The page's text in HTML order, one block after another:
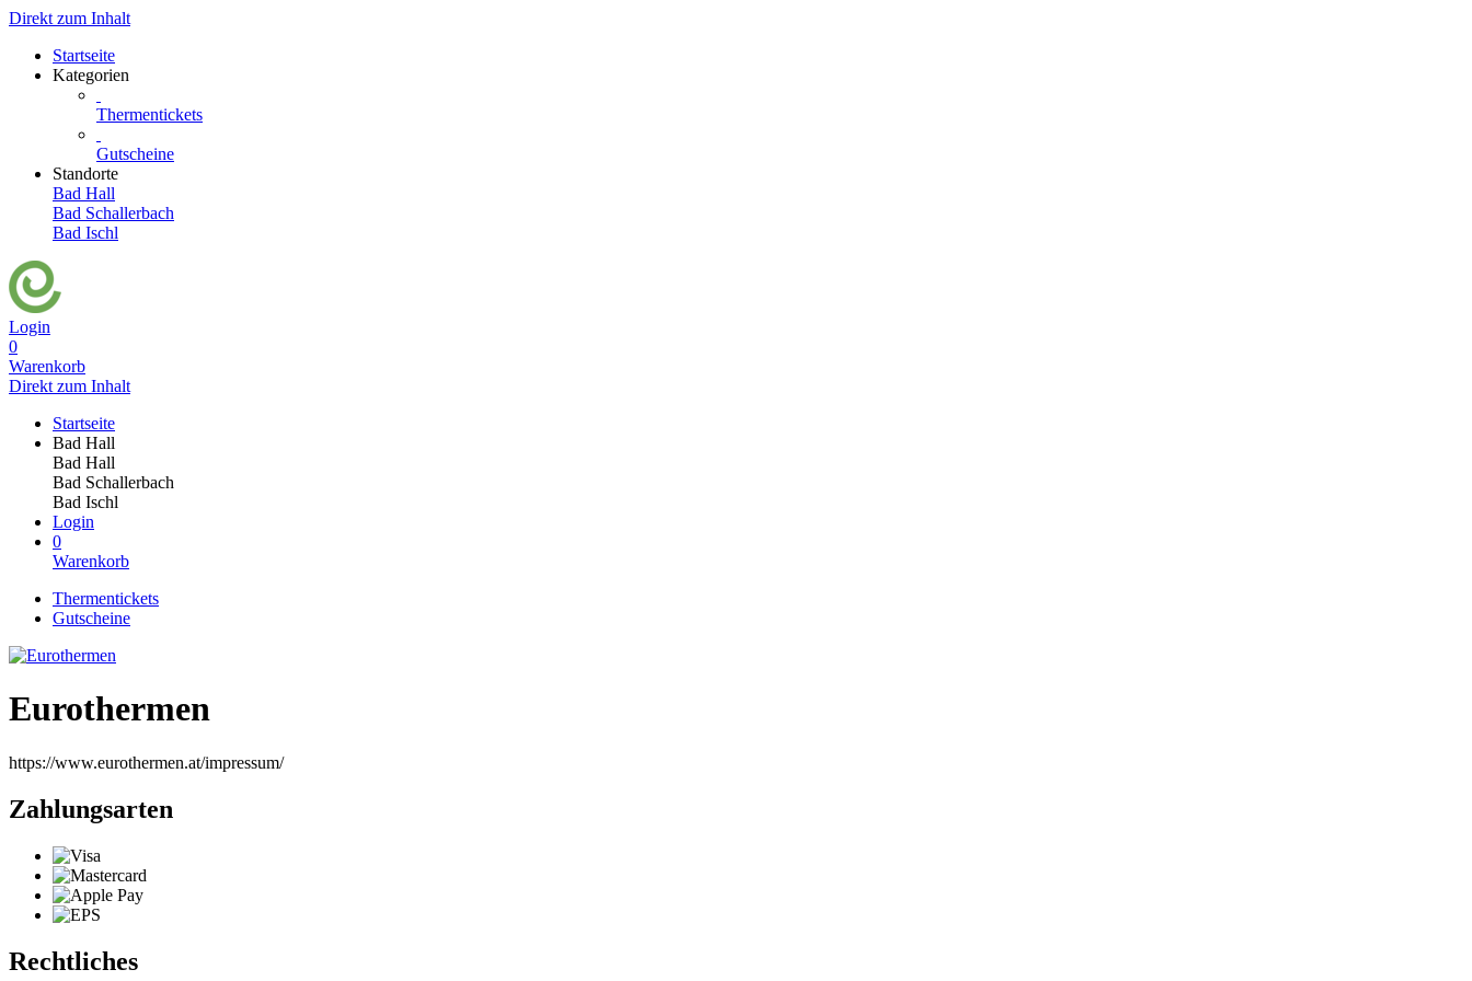
Direkt zum Inhalt
Startseite
Kategorien
Thermentickets
Gutscheine
Standorte
Bad Hall
Bad Schallerbach
Bad Ischl
Login
0
Warenkorb
Direkt zum Inhalt
Startseite
Bad Hall
Bad Hall
Bad Schallerbach
Bad Ischl
Login
0
Warenkorb
Thermentickets
Gutscheine
Eurothermen
https://www.eurothermen.at/impressum/
Zahlungsarten
Rechtliches